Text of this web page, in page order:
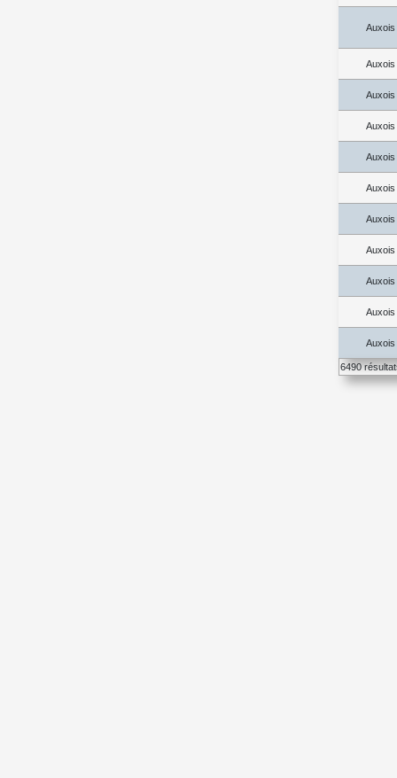
Auxois
Auxois
Auxois
Auxois
Auxois
Auxois
Auxois
Auxois
Auxois
Auxois
Auxois
6490